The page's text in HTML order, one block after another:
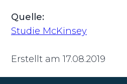
Quelle:
Studie McKinsey
Erstellt am 17.08.2019